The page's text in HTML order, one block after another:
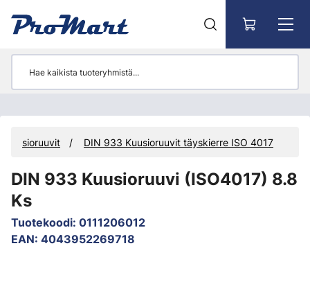
Kuusioruuvit DIN 933 Kuusioruuvit täyskierre ISO 4017
DIN 933 Kuusioruuvi (ISO4017) 8.8
Ks
Tuotekoodi: 0111206012
EAN: 4043952269718